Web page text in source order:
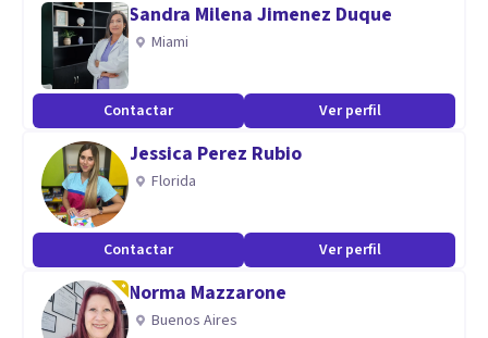
Sandra Milena Jimenez Duque
Miami
Contactar Ver perfil
Jessica Perez Rubio
Florida
Contactar Ver perfil
Norma Mazzarone
Buenos Aires